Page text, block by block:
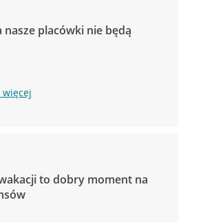
nasze placówki nie będą
więcej
to dobry moment na